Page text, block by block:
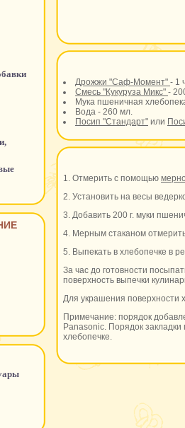
Дрожжи "Саф-Момент" - 1
Смесь "Кукуруза Микс" -
Мука пшеничная
Вода - 260 мл.
Посип "Стандарт" или
1. Отмерить с помощью
2. Установить на весы
3. Добавить 200 г. муки
4. Мерным стаканом
5. Выпекать в хлебопечке
За час до готовности
поверхность выпечки
Для украшения поверхности
Примечание: порядок
Panasonic. Порядок закладки
хлебопечке.